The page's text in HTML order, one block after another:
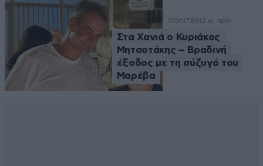
ΠΟΛΙΤΙΚΗ2 ω. πριν
Στα Χανιά ο Κυριάκος
Μητσοτάκης – Βραδινή
έξοδος με τη σύζυγό του
Μαρέβα